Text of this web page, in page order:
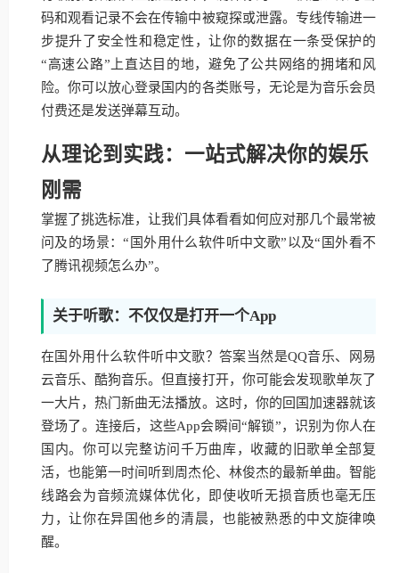
码和观看记录不会在传输中被窥探或泄露。专线传输进一
步提升了安全性和稳定性，让你的数据在一条受保护的
“高速公路”上直达目的地，避免了公共网络的拥堵和风
险。你可以放心登录国内的各类账号，无论是为音乐会员
付费还是发送弹幕互动。
从理论到实践：一站式解决你的娱乐
刚需
掌握了挑选标准，让我们具体看看如何应对那几个最常被
问及的场景：“国外用什么软件听中文歌”以及“国外看不
了腾讯视频怎么办”。
关于听歌：不仅仅是打开一个App
在国外用什么软件听中文歌？答案当然是QQ音乐、网易
云音乐、酷狗音乐。但直接打开，你可能会发现歌单灰了
一大片，热门新曲无法播放。这时，你的回国加速器就该
登场了。连接后，这些App会瞬间“解锁”，识别为你人在
国内。你可以完整访问千万曲库，收藏的旧歌单全部复
活，也能第一时间听到周杰伦、林俊杰的最新单曲。智能
线路会为音频流媒体优化，即使收听无损音质也毫无压
力，让你在异国他乡的清晨，也能被熟悉的中文旋律唤
醒。